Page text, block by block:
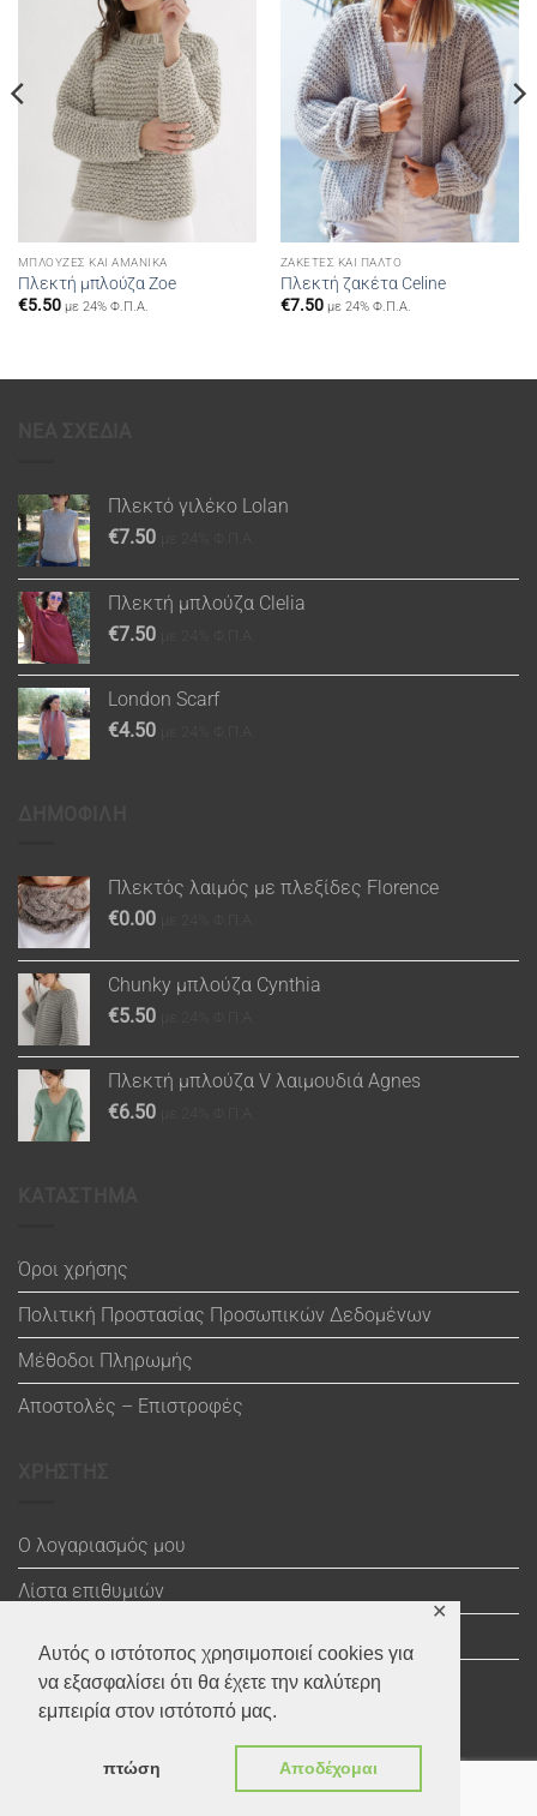
Αυτός ο ιστότοπος χρησιμοποιεί cookies για
να εξασφαλίσει ότι θα έχετε την καλύτερη
εμπειρία στον ιστότοπό μας.
πτώση Αποδέχομαι
✕
ΜΠΛΟΎΖΕΣ ΚΑΙ ΑΜΆΝΙΚΑ
Πλεκτή μπλούζα Zoe
€5.50 με 24% Φ.Π.Α.
ΖΑΚΈΤΕΣ ΚΑΙ ΠΑΛΤΌ
Πλεκτή ζακέτα Celine
€7.50 με 24% Φ.Π.Α.
Πλεκτό γιλέκο Lolan
€7.50
Πλεκτή μπλούζα Clelia
€7.50
London Scarf
€4.50
Πλεκτός λαιμός με πλεξίδες Florence
€0.00
Chunky μπλούζα Cynthia
€5.50
Πλεκτή μπλούζα V λαιμουδιά Agnes
€6.50
Όροι χρήσης
Πολιτική Προστασίας Προσωπικών Δεδομένων
Μέθοδοι Πληρωμής
Αποστολές – Επιστροφές
Ο λογαριασμός μου
Λίστα επιθυμιών
Ολοκλήρωση αγοράς
Visa MasterCardPayPal